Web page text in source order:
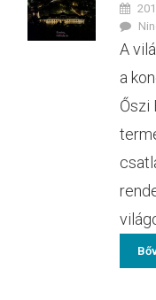
A
a
Őszi